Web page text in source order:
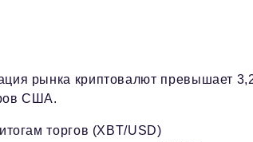
рынка криптовалют превышает
США.
торгов (XBT/USD)